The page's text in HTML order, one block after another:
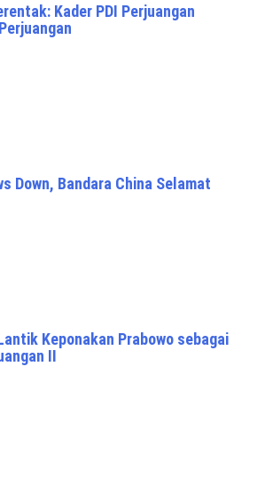
Kader PDI Perjuangan
Down, Bandara China Selamat
Keponakan Prabowo sebagai
II